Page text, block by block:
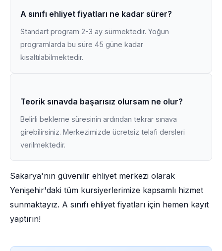
A sınıfı ehliyet fiyatları ne kadar sürer?
Standart program 2-3 ay sürmektedir. Yoğun
programlarda bu süre 45 güne kadar
kısaltılabilmektedir.
Teorik sınavda başarısız olursam ne olur?
Belirli bekleme süresinin ardından tekrar sınava
girebilirsiniz. Merkezimizde ücretsiz telafi dersleri
verilmektedir.
Sakarya'nın güvenilir ehliyet merkezi olarak
Yenişehir'daki tüm kursiyerlerimize kapsamlı hizmet
sunmaktayız. A sınıfı ehliyet fiyatları için hemen kayıt
yaptırın!